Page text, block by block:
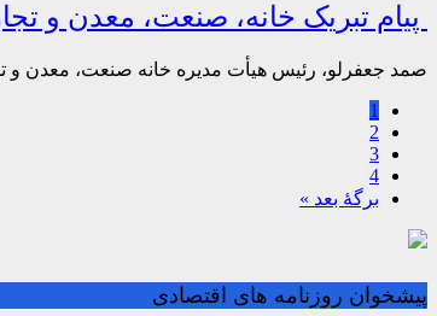
پیام تبریک خانه، صنعت، معدن و
صمد جعفرلو، رئیس هیأت مدیره خانه صنعت، معدن و
1
2
3
4
برگهٔ بعد »
پیشخوان روزنامه های اقتصادی